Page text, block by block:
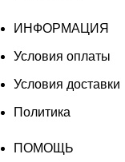
ИНФОРМАЦИЯ
Условия оплаты
Условия доставки
Политика
ПОМОЩЬ